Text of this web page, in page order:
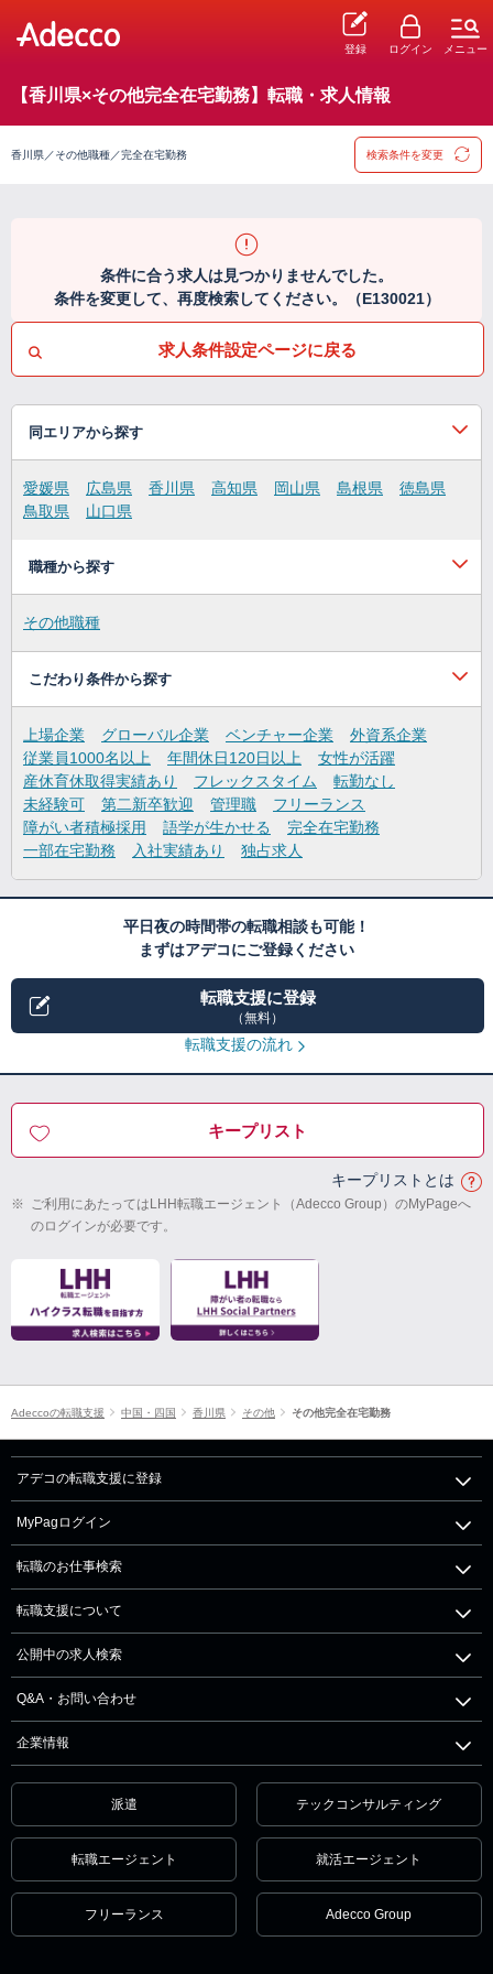
登録 ログイン メニュー
【香川県×その他完全在宅勤務】転職・求人情報
香川県／その他職種／完全在宅勤務 検索条件を変更
条件に合う求人は見つかりませんでした。
条件を変更して、再度検索してください。（E130021）
求人条件設定ページに戻る
同エリアから探す
愛媛県 広島県 香川県 高知県 岡山県 島根県
徳島県
鳥取県
山口県
職種から探す
その他職種
こだわり条件から探す
上場企業 グローバル企業 ベンチャー企業
外資系企業
従業員1000名以上
年間休日120日以上
女性が活躍
産休育休取得実績あり
フレックスタイム
転勤なし
未経験可
第二新卒歓迎 管理職
フリーランス
障がい者積極採用
語学が生かせる
完全在宅勤務
一部在宅勤務
入社実績あり 独占求人
平日夜の時間帯の転職相談も可能！
まずはアデコにご登録ください
転職支援に登録
（無料）
転職支援の流れ
キープリスト
キープリストとは
※ ご利用にあたってはLHH転職エージェント（Adecco Group）のMyPageへ
のログインが必要です。
Adeccoの転職支援 中国・四国 香川県 その他 その他完全在宅勤務
アデコの転職支援に登録
MyPagログイン
転職のお仕事検索
転職支援について
公開中の求人検索
Q&A・お問い合わせ
企業情報
派遣 テックコンサルティング
転職エージェント 就活エージェント
フリーランス Adecco Group